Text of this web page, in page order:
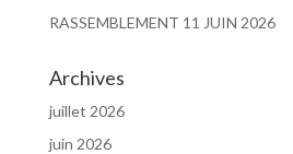
RASSEMBLEMENT 11 JUIN 2026
Archives
juillet 2026
juin 2026